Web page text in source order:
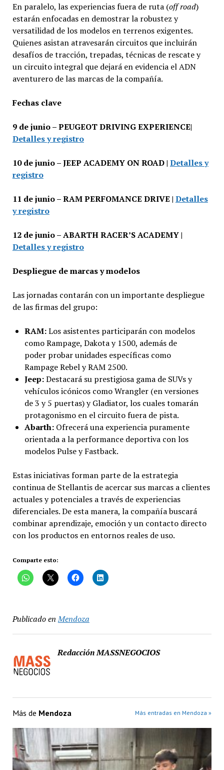
En paralelo, las experiencias fuera de ruta (off road)
estarán enfocadas en demostrar la robustez y
versatilidad de los modelos en terrenos exigentes.
Quienes asistan atravesarán circuitos que incluirán
desafíos de tracción, trepadas, técnicas de rescate y
un circuito integral que dejará en evidencia el ADN
aventurero de las marcas de la compañía.
Fechas clave
9 de junio – PEUGEOT DRIVING EXPERIENCE|
Detalles y registro
10 de junio – JEEP ACADEMY ON ROAD | Detalles y
registro
11 de junio – RAM PERFOMANCE DRIVE | Detalles
y registro
12 de junio – ABARTH RACER’S ACADEMY |
Detalles y registro
Despliegue de marcas y modelos
Las jornadas contarán con un importante despliegue
de las firmas del grupo:
RAM:Los asistentes participarán con modelos
como Rampage, Dakota y 1500, además de
poder probar unidades específicas como
Rampage Rebel y RAM 2500.
Jeep:Destacará su prestigiosa gama de SUVs y
vehículos icónicos como Wrangler (en versiones
de 3 y 5 puertas) y Gladiator, los cuales tomarán
protagonismo en el circuito fuera de pista.
Abarth:Ofrecerá una experiencia puramente
orientada a la performance deportiva con los
modelos Pulse y Fastback.
Estas iniciativas forman parte de la estrategia
continua de Stellantis de acercar sus marcas a clientes
actuales y potenciales a través de experiencias
diferenciales. De esta manera, la compañía buscará
combinar aprendizaje, emoción y un contacto directo
con los productos en entornos reales de uso.
Comparte esto:
Publicado en Mendoza
Redacción MASSNEGOCIOS
Más de Mendoza Más entradas en Mendoza »